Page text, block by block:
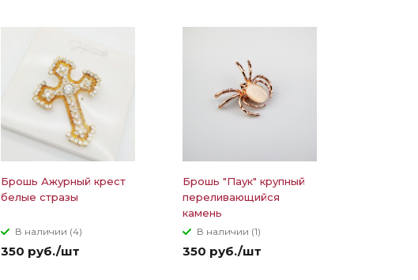
Брошь Ажурный крест
белые стразы
В наличии (4)
350 руб./шт
Брошь "Паук" крупный
переливающийся
камень
В наличии (1)
350 руб./шт